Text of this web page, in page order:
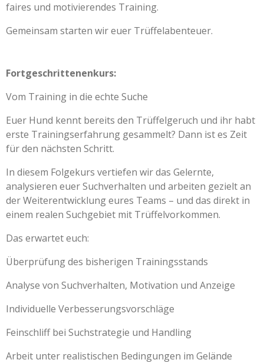
faires und motivierendes Training.
Gemeinsam starten wir euer Trüffelabenteuer.
Fortgeschrittenenkurs:
Vom Training in die echte Suche
Euer Hund kennt bereits den Trüffelgeruch und ihr habt
erste Trainingserfahrung gesammelt? Dann ist es Zeit
für den nächsten Schritt.
In diesem Folgekurs vertiefen wir das Gelernte,
analysieren euer Suchverhalten und arbeiten gezielt an
der Weiterentwicklung eures Teams – und das direkt in
einem realen Suchgebiet mit Trüffelvorkommen.
Das erwartet euch:
Überprüfung des bisherigen Trainingsstands
Analyse von Suchverhalten, Motivation und Anzeige
Individuelle Verbesserungsvorschläge
Feinschliff bei Suchstrategie und Handling
Arbeit unter realistischen Bedingungen im Gelände